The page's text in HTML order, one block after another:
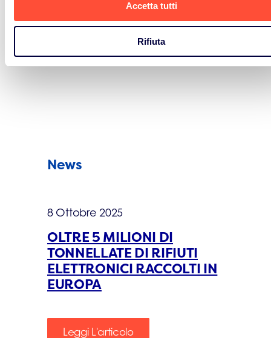
Accetta tutti
Rifiuta
News
8 Ottobre 2025
OLTRE 5 MILIONI DI
TONNELLATE DI RIFIUTI
ELETTRONICI RACCOLTI IN
EUROPA
Leggi L'articolo